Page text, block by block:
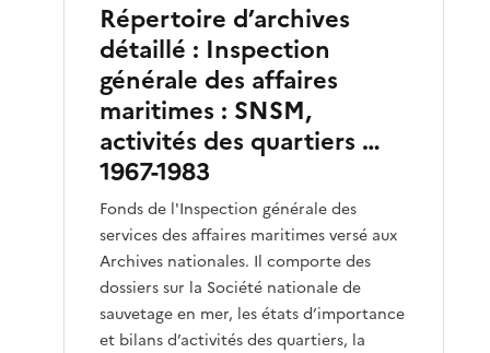
Répertoire d’archives
détaillé : Inspection
générale des affaires
maritimes : SNSM,
activités des quartiers …
1967-1983
Fonds de l'Inspection générale des
services des affaires maritimes versé aux
Archives nationales. Il comporte des
dossiers sur la Société nationale de
sauvetage en mer, les états d’importance
et bilans d’activités des quartiers, la